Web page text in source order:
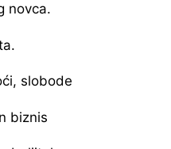
novca.
slobode
biznis